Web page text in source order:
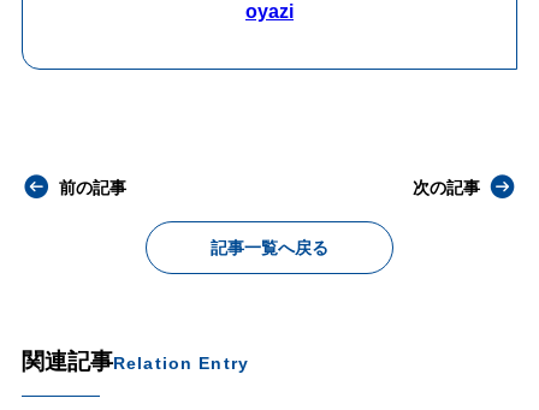
oyazi
前の記事
記事一覧へ戻る
次の記事
関連記事Relation Entry